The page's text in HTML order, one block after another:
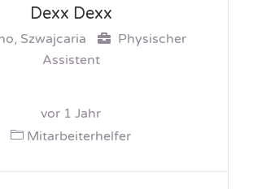
Dexx Dexx
Szwajcaria
Physischer
Assistent
vor 1 Jahr
Mitarbeiterhelfer